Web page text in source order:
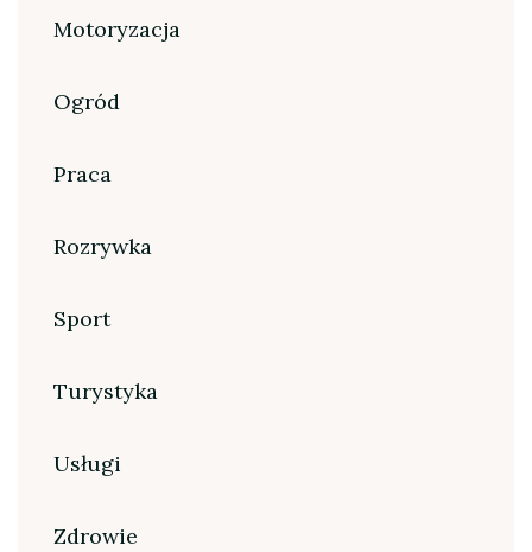
Motoryzacja
Ogród
Praca
Rozrywka
Sport
Turystyka
Usługi
Zdrowie